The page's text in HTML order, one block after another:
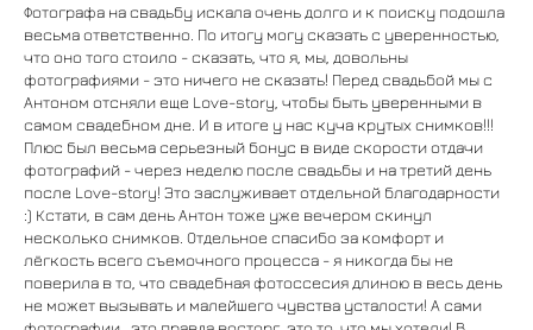
Фотографа на свадьбу искала очень долго и к поиску подошла
весьма ответственно. По итогу могу сказать с уверенностью,
что оно того стоило - сказать, что я, мы, довольны
фотографиями - это ничего не сказать! Перед свадьбой мы с
Антоном отсняли еще Love-story, чтобы быть уверенными в
самом свадебном дне. И в итоге у нас куча крутых снимков!!!
Плюс был весьма серьезный бонус в виде скорости отдачи
фотографий - через неделю после свадьбы и на третий день
после Love-story! Это заслуживает отдельной благодарности
:) Кстати, в сам день Антон тоже уже вечером скинул
несколько снимков. Отдельное спасибо за комфорт и
лёгкость всего съемочного процесса - я никогда бы не
поверила в то, что свадебная фотоссесия длиною в весь день
не может вызывать и малейшего чувства усталости! А сами